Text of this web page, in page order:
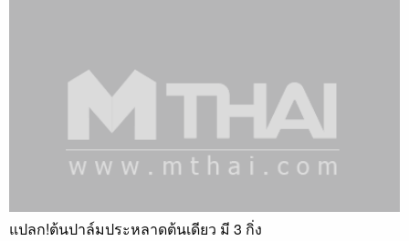
แปลก!ต้นปาล์มประหลาดต้นเดียว มี 3 กิ่ง